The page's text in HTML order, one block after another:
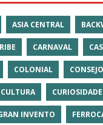
ASIA CENTRAL
CARNAVAL
COLONIAL
CULTURA
INVENTO